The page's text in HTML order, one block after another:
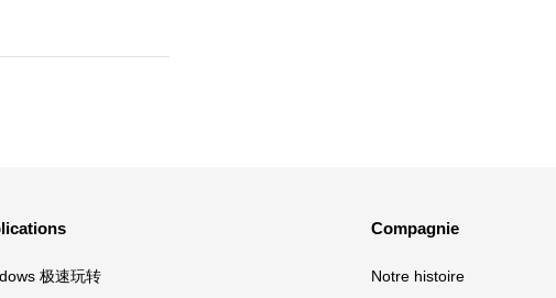
极速玩转
Compagnie
Notre histoire